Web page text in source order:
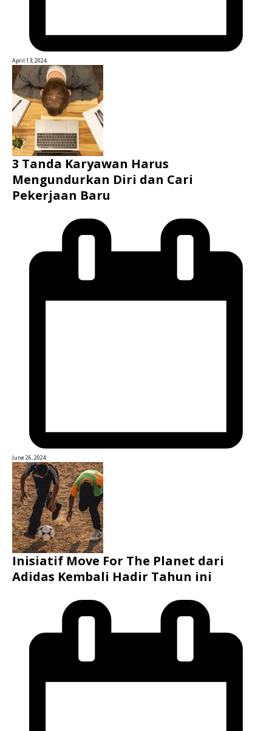
April 13, 2024
3 Tanda Karyawan Harus
Mengundurkan Diri dan Cari
Pekerjaan Baru
June 26, 2024
Inisiatif Move For The Planet dari
Adidas Kembali Hadir Tahun ini